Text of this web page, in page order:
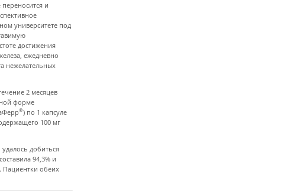
и
университете под
достижения
ежедневно
нежелательных
2 месяцев
форме
®) по 1 капсуле
100 мг
добиться
94,3% и
Пациентки обеих